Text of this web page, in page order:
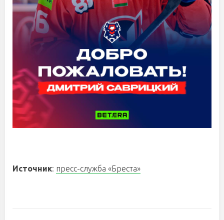
Источник: пресс-служба «Бреста»